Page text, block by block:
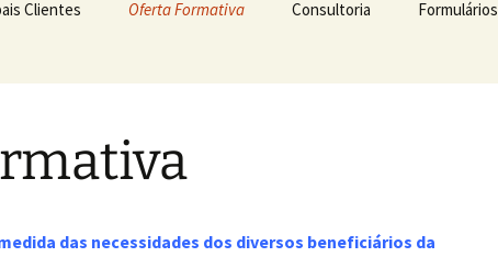
Clientes Oferta Formativa Consultoria Formulários
das necessidades dos diversos beneficiários da